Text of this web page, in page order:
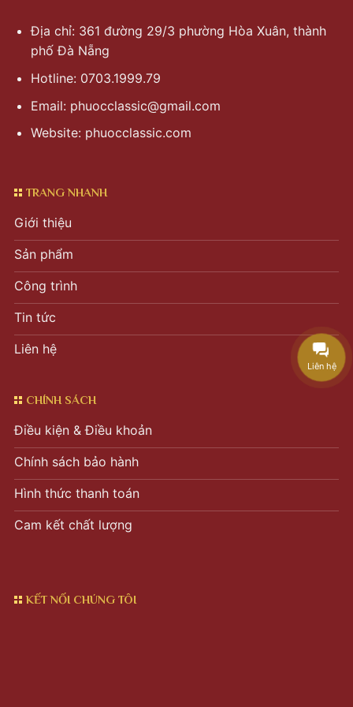
Địa chỉ: 361 đường 29/3 phường Hòa Xuân, thành
phố Đà Nẵng
Hotline: 0703.1999.79
Email: phuocclassic@gmail.com
Website: phuocclassic.com
TRANG NHANH
Giới thiệu
Sản phẩm
Công trình
Tin tức
Liên hệ
CHÍNH SÁCH
Điều kiện & Điều khoản
Chính sách bảo hành
Hình thức thanh toán
Cam kết chất lượng
KẾT NỐI CHÚNG TÔI
Liên hệ